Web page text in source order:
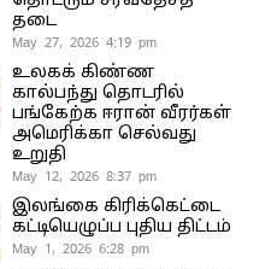
தடை
May 27, 2026 4:19 pm
உலகக் கிண்ண
கால்பந்து தொடரில்
பங்கேற்க ஈரான் வீரர்கள்
அமெரிக்கா செல்வது
உறுதி
May 12, 2026 8:37 pm
இலங்கை கிரிக்கெட்டை
கட்டியெழுப்ப புதிய திட்டம்
May 1, 2026 6:28 pm